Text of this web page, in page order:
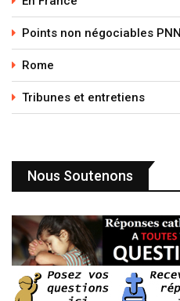
Points non négociables PNN
Rome
Tribunes et entretiens
Nous Soutenons